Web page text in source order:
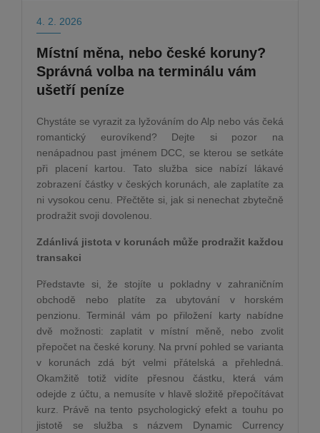
4. 2. 2026
Místní měna, nebo české koruny?
Správná volba na terminálu vám
ušetří peníze
Chystáte se vyrazit za lyžováním do Alp nebo vás čeká
romantický eurovíkend? Dejte si pozor na
nenápadnou past jménem DCC, se kterou se setkáte
při placení kartou. Tato služba sice nabízí lákavé
zobrazení částky v českých korunách, ale zaplatíte za
ni vysokou cenu. Přečtěte si, jak si nenechat zbytečně
prodražit svoji dovolenou.
Zdánlivá jistota v korunách může prodražit každou
transakci
Představte si, že stojíte u pokladny v zahraničním
obchodě nebo platíte za ubytování v horském
penzionu. Terminál vám po přiložení karty nabídne
dvě možnosti: zaplatit v místní měně, nebo zvolit
přepočet na české koruny. Na první pohled se varianta
v korunách zdá být velmi přátelská a přehledná.
Okamžitě totiž vidíte přesnou částku, která vám
odejde z účtu, a nemusíte v hlavě složitě přepočítávat
kurz. Právě na tento psychologický efekt a touhu po
jistotě se služba s názvem Dynamic Currency